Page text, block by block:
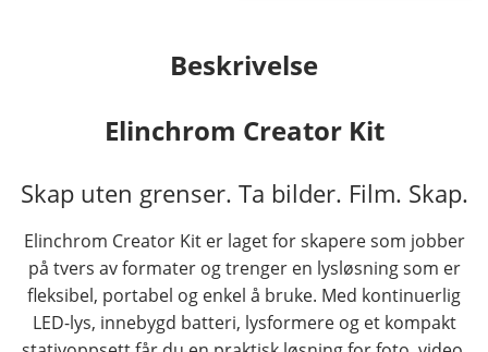
Beskrivelse
Elinchrom Creator Kit
Skap uten grenser. Ta bilder. Film. Skap.
Elinchrom Creator Kit er laget for skapere som jobber
på tvers av formater og trenger en lysløsning som er
fleksibel, portabel og enkel å bruke. Med kontinuerlig
LED-lys, innebygd batteri, lysformere og et kompakt